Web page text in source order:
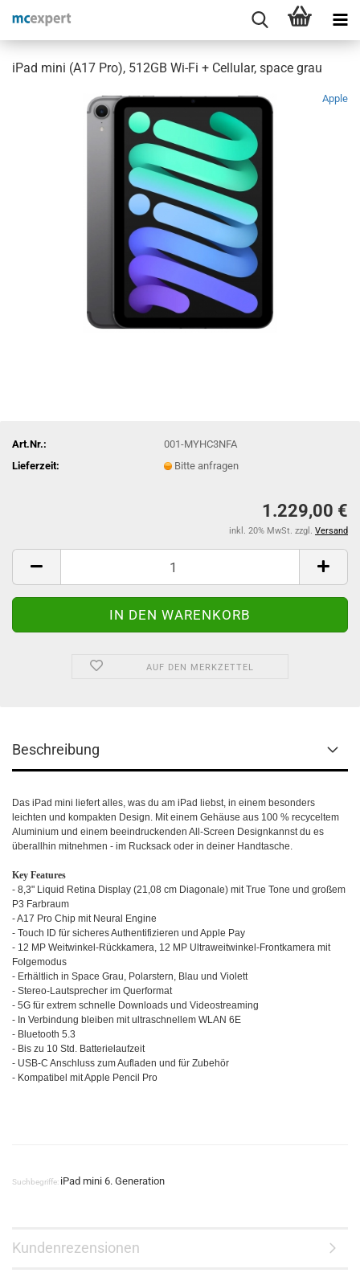
iPad mini (A17 Pro), 512GB Wi-Fi + Cellular, space grau
Apple
Art.Nr.:
001-MYHC3NFA
Lieferzeit:
Bitte anfragen
1.229,00 €
inkl. 20% MwSt. zzgl. Versand
AUF DEN MERKZETTEL
Beschreibung
Das iPad mini liefert alles, was du am iPad liebst, in einem besonders
leichten und kompakten Design. Mit einem Gehäuse aus 100 % recy­celtem
Alu­minium und einem beein­druckenden All-Screen Designkannst du es
überall­hin mit­nehmen - im Ruck­sack oder in deiner Handtasche.
Key Features
- 8,3" Liquid Retina Display (21,08 cm Diagonale) mit True Tone und großem
P3 Farbraum
- A17 Pro Chip mit Neural Engine
- Touch ID für sicheres Authentifizieren und Apple Pay
- 12 MP Weitwinkel-Rückkamera, 12 MP Ultraweitwinkel-Frontkamera mit
Folgemodus
- Erhältlich in Space Grau, Polarstern, Blau und Violett
- Stereo-Lautsprecher im Querformat
- 5G für extrem schnelle Downloads und Videostreaming
- In Verbindung bleiben mit ultraschnellem WLAN 6E
- Bluetooth 5.3
- Bis zu 10 Std. Batterielaufzeit
- USB-C Anschluss zum Aufladen und für Zubehör
- Kompatibel mit Apple Pencil Pro
Suchbegriffe: iPad mini 6. Generation
Kundenrezensionen